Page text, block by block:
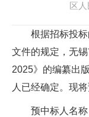
区
根据招标投标
文件的规定，无
2025》的编纂出
人已经确定。现
预中标人名称